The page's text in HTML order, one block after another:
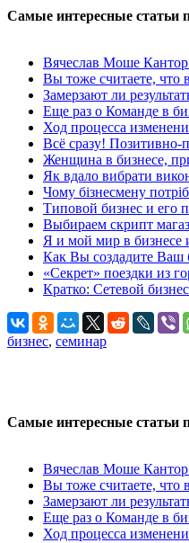
Самые интересные статьи
Вячеслав Моше Кантор
Вы тоже считаете, что
Замерзают ли
Еще раз о Команде в
Ход процесса
Всё сразу! Позитивно-
Женщина в бизнесе,
Як вдало вибрати
Чому бізнесмену
Типовой бизнес и его
Выбираем скрипт
Я и мой мир в бизнесе
Как Вы создадите Ваш
«Секрет» поездки из
Кратко: Сетевой
бизнес, семинар
Самые интересные статьи
Вячеслав Моше Кантор
Вы тоже считаете, что
Замерзают ли
Еще раз о Команде в
Ход процесса